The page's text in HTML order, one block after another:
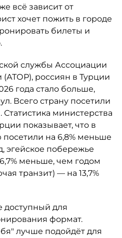
всё зависит от
хочет пожить в городе
билеты и
службы Ассоциации
(АТОР), россиян в Турции
года стало больше,
Всего страну посетили
министерства
показывает, что в
на 6,8% меньше
эгейское побережье
меньше, чем годом
транзит) — на 13,7%
доступный для
формат.
лучше подойдёт для